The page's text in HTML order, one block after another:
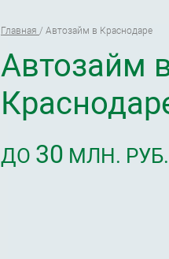
Главная / Автозайм в Краснодаре
Автозайм
ДО 30 МЛН. РУБ.